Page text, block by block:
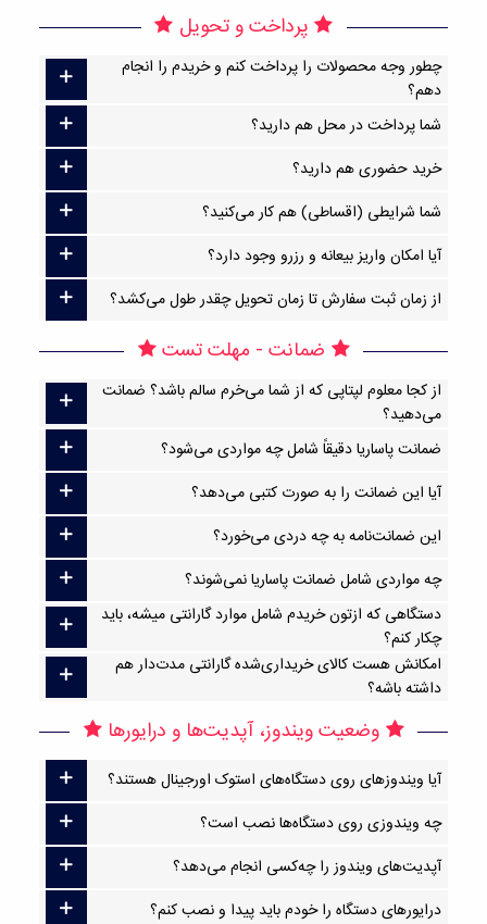
پرداخت و تحویل
چطور وجه محصولات را پرداخت کنم و خریدم را انجام
دهم؟
شما پرداخت در محل هم دارید؟
خرید حضوری هم دارید؟
شما شرایطی (اقساطی) هم کار می‌کنید؟
آیا امکان واریز بیعانه و رزرو وجود دارد؟
از زمان ثبت سفارش تا زمان تحویل چقدر طول می‌کشد؟
ضمانت - مهلت تست
از کجا معلوم لپتاپی که از شما می‌خرم سالم باشد؟ ضمانت
می‌دهید؟
ضمانت پاساریا دقیقاً شامل چه مواردی می‌شود؟
آیا این ضمانت را به صورت کتبی می‌دهد؟
این ضمانت‌نامه به چه دردی می‌خورد؟
چه مواردی شامل ضمانت پاساریا نمی‌شوند؟
دستگاهی که ازتون خریدم شامل موارد گارانتی میشه، باید
چکار کنم؟
امکانش هست کالای خریداری‌شده گارانتی مدت‌دار هم
داشته باشه؟
وضعیت ویندوز، آپدیت‌ها و درایورها
آیا ویندوزهای روی دستگاه‌های استوک اورجینال هستند؟
چه ویندوزی روی دستگاه‌ها نصب است؟
آپدیت‌های ویندوز را چه‌کسی انجام می‌دهد؟
درایورهای دستگاه را خودم باید پیدا و نصب کنم؟